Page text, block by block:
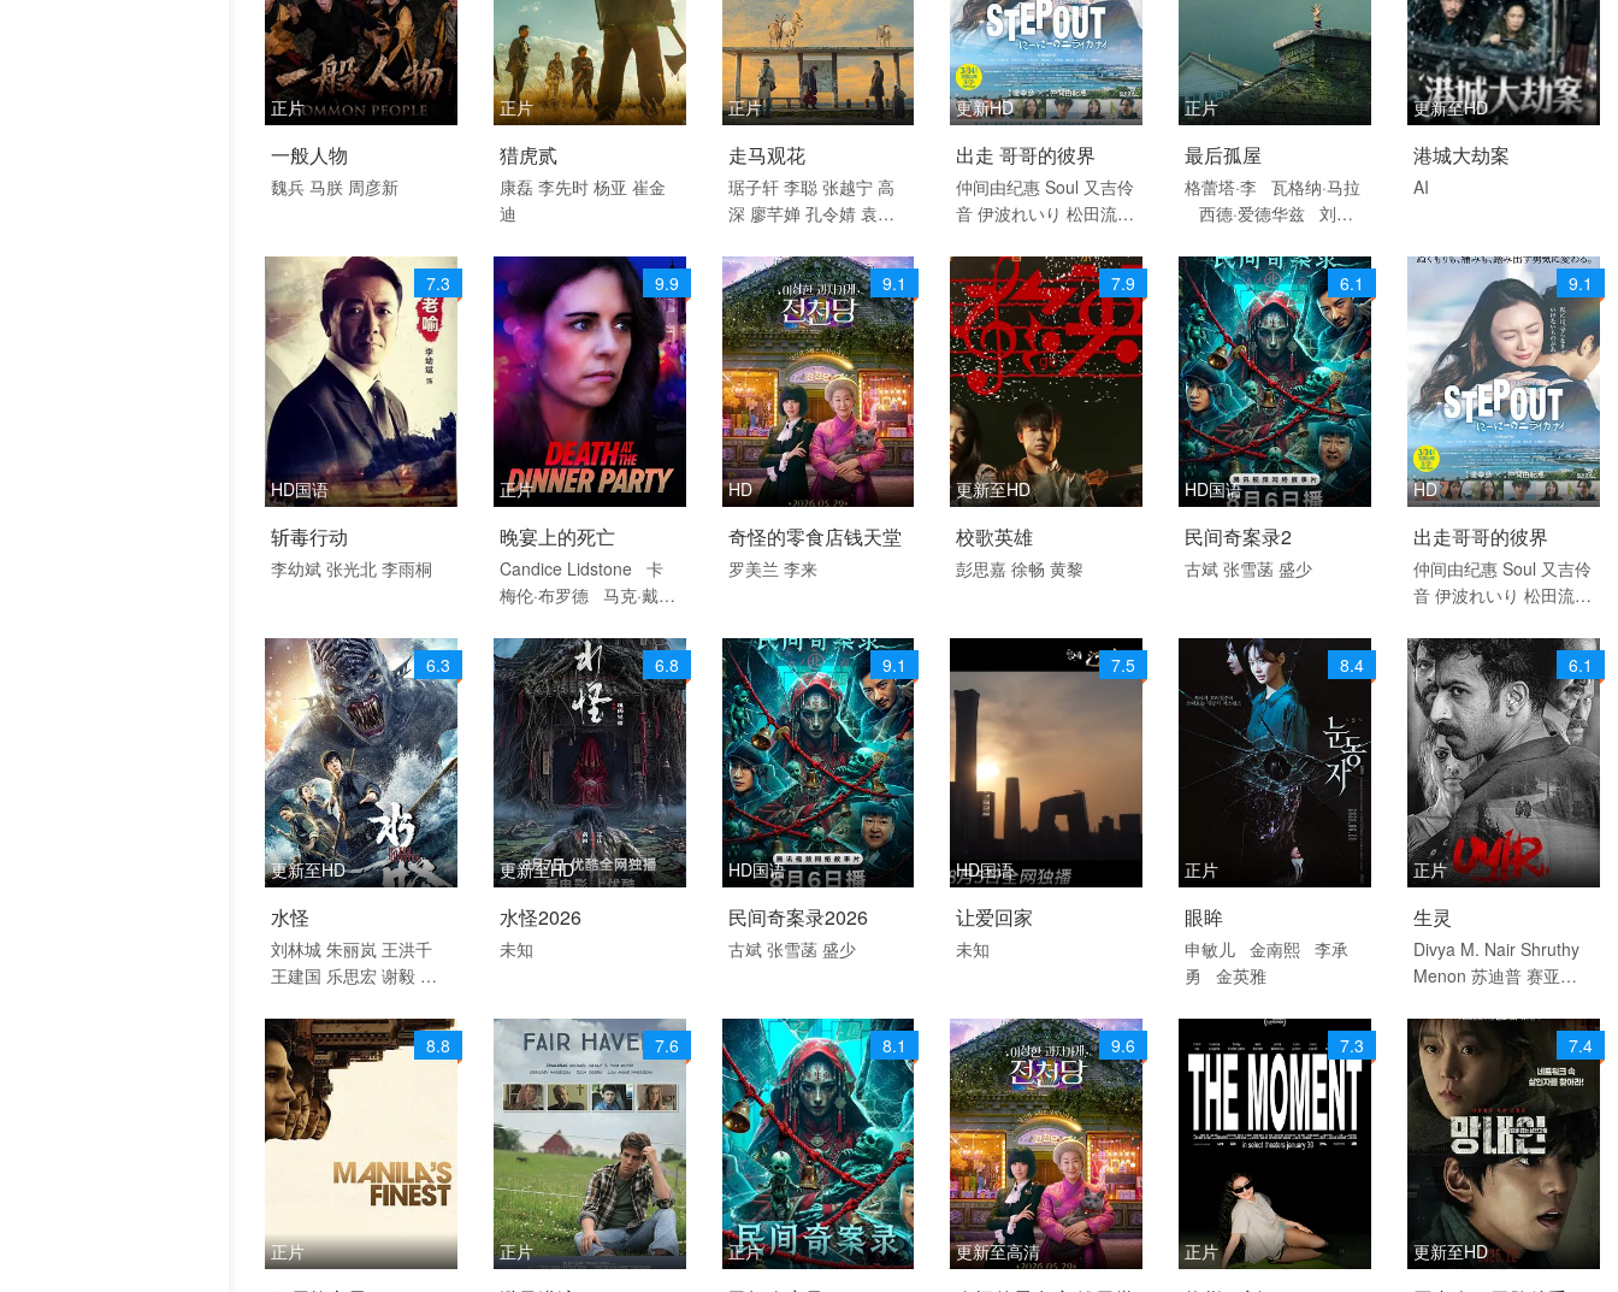
正片
2026 / 中国大陆 / 普通
话
一般人物
魏兵 马朕 周彦新
正片
2026 / 中国大陆 / 普通
话
犯罪 动作 犯罪片 剧情
猎虎贰
康磊 李先时 杨亚 崔金
迪
正片
2026 / 中国大陆 / 汉语
普通话
剧情
走马观花
琚子轩 李聪 张越宁 高
深 廖芊婵 孔令婧 袁千
更新HD
2025 / 日本 / 日语
剧情
出走 哥哥的彼界
仲间由纪惠 Soul 又吉伶
音 伊波れいり 松田流花
玉城敦子 城间やよい
津嘉山正种 寺辻健一郎
正片
2026 / 英国 / 法国 / 美
国 / 英语
剧情
最后孤屋
格蕾塔·李
瓦格纳·马拉
西德·爱德华兹
刘易
南希·鲍德温 陶妮·丰
塔纳 杰德·奥金 奥利
弗·亨利·阿诺德 加百列
·钟 费莉西蒂·鲍恩 Ril
ey Chung 艾玛·霍 诺
亚·亚历山大·索斯诺夫斯
基
更新至HD
2026 / 中国大陆 / 汉语
普通话
港城大劫案
AI
7.3
HD国语
2026 / 中国大陆 / 汉语
普通话
斩毒行动
李幼斌 张光北 李雨桐
9.9
正片
2026 / 美国 / 英语
剧情
晚宴上的死亡
Candice Lidstone
卡
梅伦·布罗德
马克·戴
nter 玛蒂娜·奥尔蒂斯·
路易斯 阿娜娜·里德瓦
尔德 阮朴生 Jon Wel
ch Alice Lapyko
9.1
HD
2026 / 韩国 / 韩语
剧情 剧情片
奇怪的零食店钱天堂
罗美兰 李来
7.9
更新至HD
2026 / 中国大陆 / 普通
话
情片 剧情
校歌英雄
彭思嘉 徐畅 黄黎
6.1
HD国语
2026 / 中国大陆 / 汉语
普通话
民间奇案录2
古斌 张雪菡 盛少
9.1
HD
2025 / 日本 / 日语
剧情
出走哥哥的彼界
仲间由纪惠 Soul 又吉伶
音 伊波れいり 松田流花
欧 玉城敦子 城间やよい
津嘉山正种 寺辻健一郎
6.3
更新至HD
2019 / 大陆 / 国语
剧情
水怪
刘林城 朱丽岚 王洪千
王建国 乐思宏 谢毅 李
6.8
更新至HD
2026 / 中国大陆 / 汉语
普通话
水怪2026
未知
9.1
HD国语
2026 / 中国大陆 / 汉语
普通话
民间奇案录2026
古斌 张雪菡 盛少
7.5
HD国语
2026 / 中国大陆 / 汉语
普通话
让爱回家
未知
8.4
正片
2026 / 韩国 / 韩语
剧情
眼眸
申敏儿 金南熙
李承
勇
金英雅
6.1
正片
2026 / 印度 / 印地语
悬疑 惊悚 犯罪 犯罪
片 剧情
生灵
Divya M. Nair Shruthy
Menon 苏迪普 赛亚米·
萨加尔
8.8
正片
7.6
正片
8.1
正片
9.6
更新至高清
7.3
正片
7.4
更新至HD